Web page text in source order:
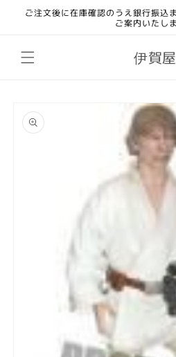
ンツに
ご注文後に在庫確認のうえ銀行振込
ご案内いたしま
伊賀屋
報にス
キップ